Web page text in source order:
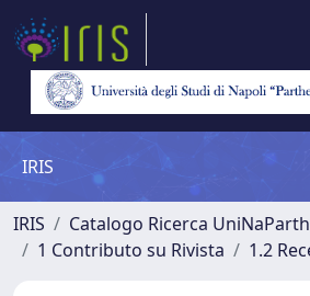
IRIS
IRIS
Catalogo Ricerca
1 Contributo su Rivista
1.2